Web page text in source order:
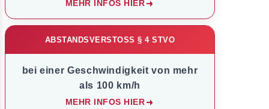
MEHR INFOS HIER
ABSTANDSVERSTOSS § 4 STVO
bei einer Geschwindigkeit von mehr
als 100 km/h
MEHR INFOS HIER